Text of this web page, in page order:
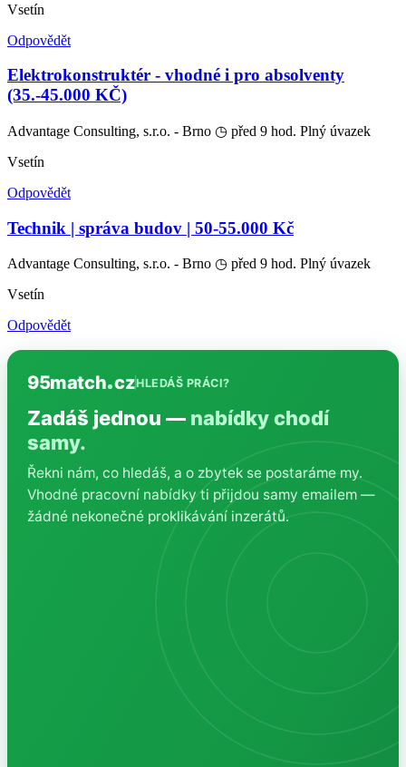
Vsetín
Odpovědět
Elektrokonstruktér - vhodné i pro absolventy
(35.-45.000 KČ)
Advantage Consulting, s.r.o. - Brno ◷ před 9 hod. Plný úvazek
Vsetín
Odpovědět
Technik | správa budov | 50-55.000 Kč
Advantage Consulting, s.r.o. - Brno ◷ před 9 hod. Plný úvazek
Vsetín
Odpovědět
95match czHLEDÁŠ PRÁCI?
Zadáš jednou — nabídky chodí
samy.
Řekni nám, co hledáš, a o zbytek se postaráme my.
Vhodné pracovní nabídky ti přijdou samy emailem —
žádné nekonečné proklikávání inzerátů.